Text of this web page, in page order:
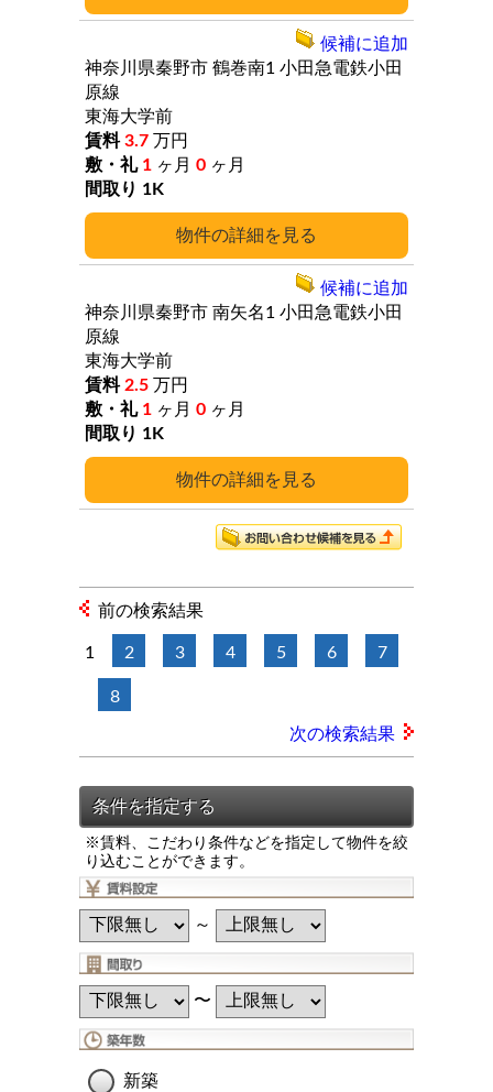
詳細
神奈川県秦野市 鶴巻南1 小田急電鉄小田
原線
東海大学前
3.7 万円
1 ヶ月 0 ヶ月
1K
候補に追加
詳細
神奈川県秦野市 南矢名1 小田急電鉄小田
原線
東海大学前
2.5 万円
1 ヶ月 0 ヶ月
1K
候補に追加
前の検索結果
1 2 3 4 5 6 7
8
次の検索結果
※賃料、こだわり条件などを指定して物件を絞
り込むことができます。
～
〜
新築